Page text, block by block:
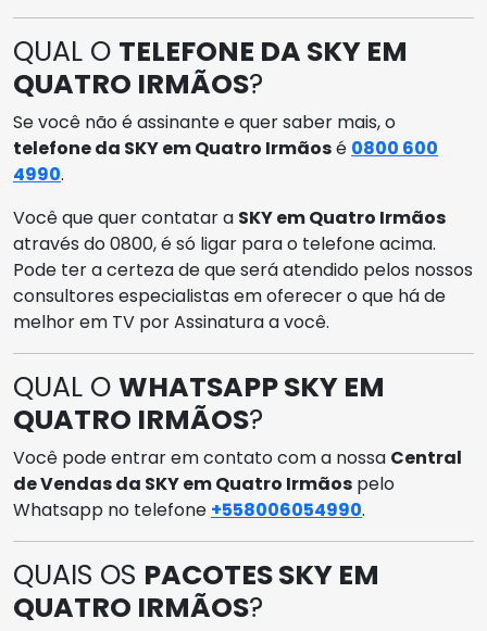
QUAL O TELEFONE DA SKY EM
QUATRO IRMÃOS?
Se você não é assinante e quer saber mais, o
telefone da SKY em Quatro Irmãosé 0800 600
4990.
Você que quer contatar a SKY em Quatro Irmãos
através do 0800, é só ligar para o telefone acima.
Pode ter a certeza de que será atendido pelos nossos
consultores especialistas em oferecer o que há de
melhor em TV por Assinatura a você.
QUAL O WHATSAPP SKY EM
QUATRO IRMÃOS?
Você pode entrar em contato com a nossa Central
de Vendas da SKY em Quatro Irmãos pelo
Whatsapp no telefone +558006054990.
QUAIS OS PACOTES SKY EM
QUATRO IRMÃOS?